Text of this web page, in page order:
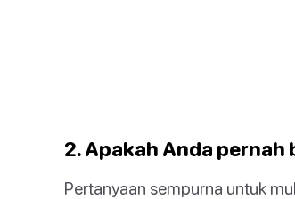
2. Apakah Anda pernah
Pertanyaan sempurna untuk